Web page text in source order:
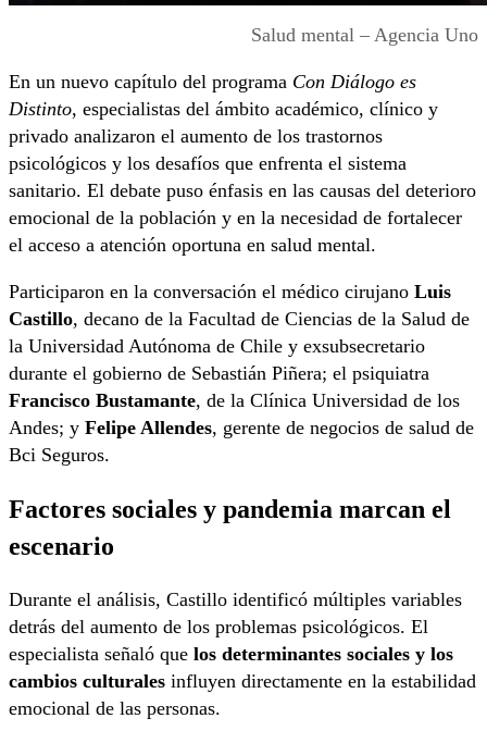
Salud mental – Agencia Uno
En un nuevo capítulo del programa Con Diálogo es
Distinto, especialistas del ámbito académico, clínico y
privado analizaron el aumento de los trastornos
psicológicos y los desafíos que enfrenta el sistema
sanitario. El debate puso énfasis en las causas del deterioro
emocional de la población y en la necesidad de fortalecer
el acceso a atención oportuna en salud mental.
Participaron en la conversación el médico cirujano Luis
Castillo, decano de la Facultad de Ciencias de la Salud de
la Universidad Autónoma de Chile y exsubsecretario
durante el gobierno de Sebastián Piñera; el psiquiatra
Francisco Bustamante, de la Clínica Universidad de los
Andes; y Felipe Allendes, gerente de negocios de salud de
Bci Seguros.
Factores sociales y pandemia marcan el
escenario
Durante el análisis, Castillo identificó múltiples variables
detrás del aumento de los problemas psicológicos. El
especialista señaló que los determinantes sociales y los
cambios culturales influyen directamente en la estabilidad
emocional de las personas.